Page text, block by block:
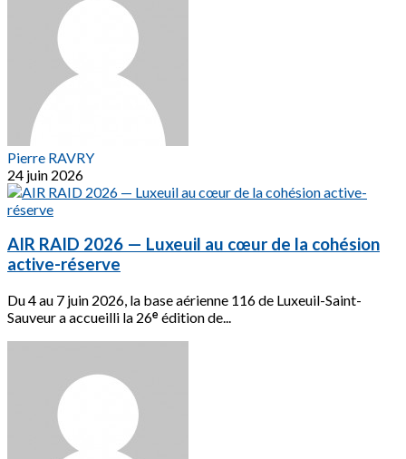
Pierre RAVRY
24 juin 2026
AIR RAID 2026 — Luxeuil au cœur de la cohésion
active-réserve
Du 4 au 7 juin 2026, la base aérienne 116 de Luxeuil-Saint-
Sauveur a accueilli la 26ᵉ édition de...